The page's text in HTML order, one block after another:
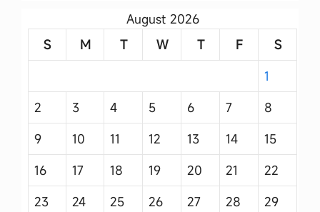
August 2026
S
M T W T F
S
1
2
3 4 5 6 7
8
9
10 11 12 13 14
15
16
17 18 19 20 21
22
23
24 25 26 27 28 29